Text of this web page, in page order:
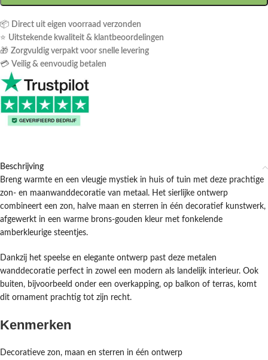
📦 Direct uit eigen voorraad verzonden
⭐ Uitstekende kwaliteit & klantbeoordelingen
🎁 Zorgvuldig verpakt voor snelle levering
💳 Veilig & eenvoudig betalen
Beschrijving
Breng warmte en een vleugje mystiek in huis of tuin met deze prachtige
zon- en maanwanddecoratie van metaal. Het sierlijke ontwerp
combineert een zon, halve maan en sterren in één decoratief kunstwerk,
afgewerkt in een warme brons-gouden kleur met fonkelende
amberkleurige steentjes.
Dankzij het speelse en elegante ontwerp past deze metalen
wanddecoratie perfect in zowel een modern als landelijk interieur. Ook
buiten, bijvoorbeeld onder een overkapping, op balkon of terras, komt
dit ornament prachtig tot zijn recht.
Kenmerken
Decoratieve zon, maan en sterren in één ontwerp